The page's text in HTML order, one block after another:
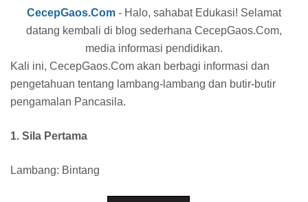
CecepGaos.Com - Halo, sahabat Edukasi! Selamat
datang kembali di blog sederhana CecepGaos.Com,
media informasi pendidikan.
Kali ini, CecepGaos.Com akan berbagi informasi dan
pengetahuan tentang lambang-lambang dan butir-butir
pengamalan Pancasila.
1. Sila Pertama
Lambang: Bintang